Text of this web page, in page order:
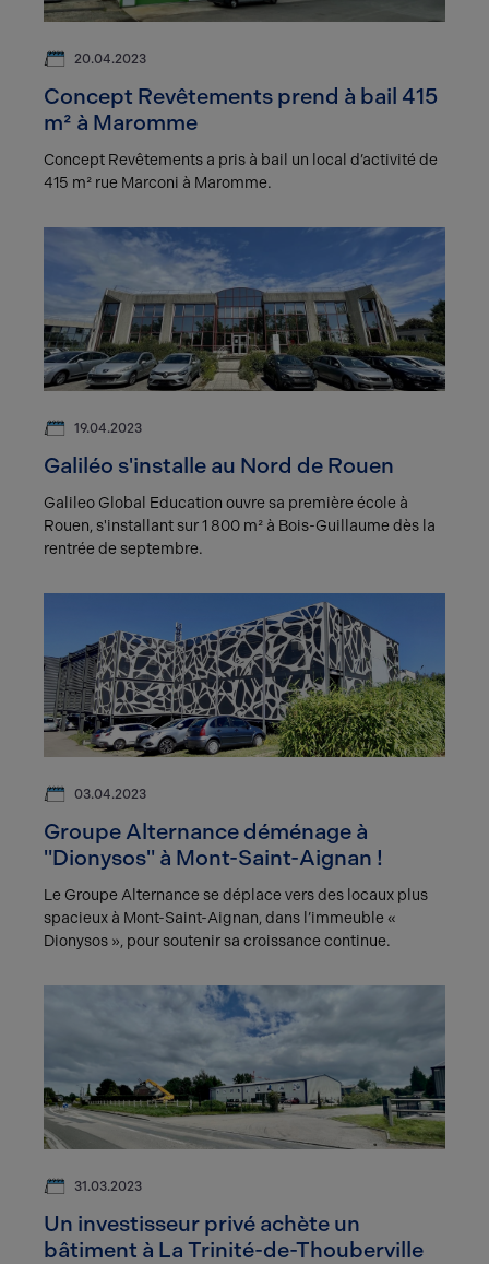
20.04.2023
Concept Revêtements prend à bail 415
m² à Maromme
Concept Revêtements a pris à bail un local d’activité de
415 m² rue Marconi à Maromme.
19.04.2023
Galiléo s'installe au Nord de Rouen
Galileo Global Education ouvre sa première école à
Rouen, s'installant sur 1 800 m² à Bois-Guillaume dès la
rentrée de septembre.
03.04.2023
Groupe Alternance déménage à
"Dionysos" à Mont-Saint-Aignan !
Le Groupe Alternance se déplace vers des locaux plus
spacieux à Mont-Saint-Aignan, dans l’immeuble «
Dionysos », pour soutenir sa croissance continue.
31.03.2023
Un investisseur privé achète un
bâtiment à La Trinité-de-Thouberville